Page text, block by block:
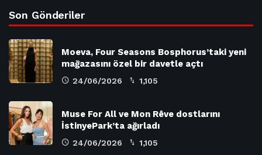
Son Gönderiler
Moeva, Four Seasons Bosphorus’taki yeni
mağazasını özel bir davetle açtı
24/06/2026 1,105
Muse For All ve Mon Rêve dostlarını
İstinyePark’ta ağırladı
24/06/2026 1,105